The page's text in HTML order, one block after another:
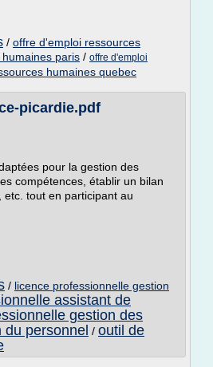
/ offre d'emploi ressources
paris / offre d'emploi
humaines quebec
picardie.pdf
pour la gestion des
compétences, établir un bilan
tout en participant au
/ licence professionnelle gestion
assistant de
gestion des
personnel / outil de